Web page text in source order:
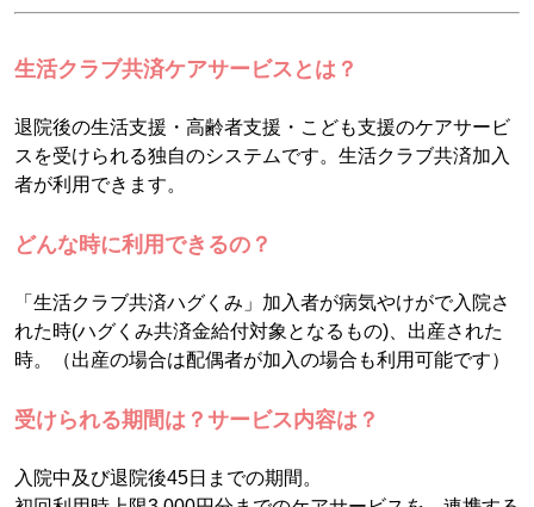
生活クラブ共済ケアサービスとは？
退院後の生活支援・高齢者支援・こども支援のケアサービ
スを受けられる独自のシステムです。生活クラブ共済加入
者が利用できます。
どんな時に利用できるの？
「生活クラブ共済ハグくみ」加入者が病気やけがで入院さ
れた時(ハグくみ共済金給付対象となるもの)、出産された
時。（出産の場合は配偶者が加入の場合も利用可能です）
受けられる期間は？サービス内容は？
入院中及び退院後45日までの期間。